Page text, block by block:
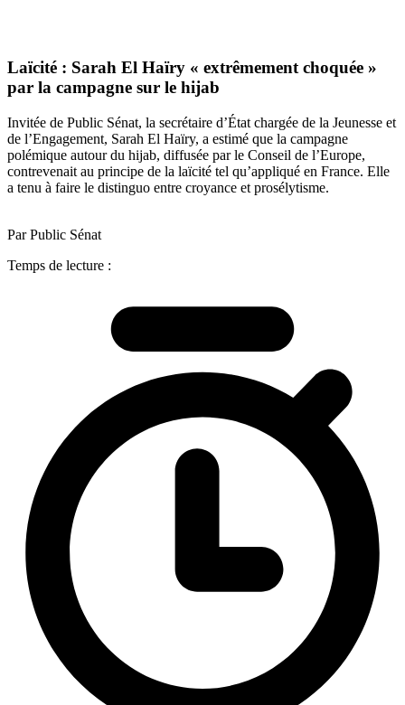
Laïcité : Sarah El Haïry « extrêmement choquée »
par la campagne sur le hijab
Invitée de Public Sénat, la secrétaire d’État chargée de la Jeunesse et
de l’Engagement, Sarah El Haïry, a estimé que la campagne
polémique autour du hijab, diffusée par le Conseil de l’Europe,
contrevenait au principe de la laïcité tel qu’appliqué en France. Elle
a tenu à faire le distinguo entre croyance et prosélytisme.
Par Public Sénat
Temps de lecture :